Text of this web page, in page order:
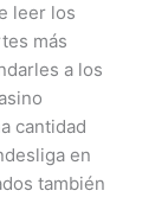
leer los
más
a los
cantidad
en
también